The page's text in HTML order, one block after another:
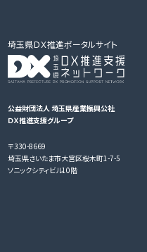
埼玉県ＤＸ推進ポータルサイト
公益財団法人 埼玉県産業振興公社
ＤＸ推進支援グループ
〒330-8669
埼玉県さいたま市大宮区桜木町1-7-5
ソニックシティビル10階